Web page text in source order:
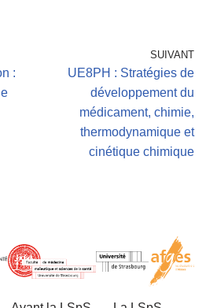
:
SUIVANT
UE8PH : Stratégies de
développement du
médicament, chimie,
thermodynamique et
cinétique chimique